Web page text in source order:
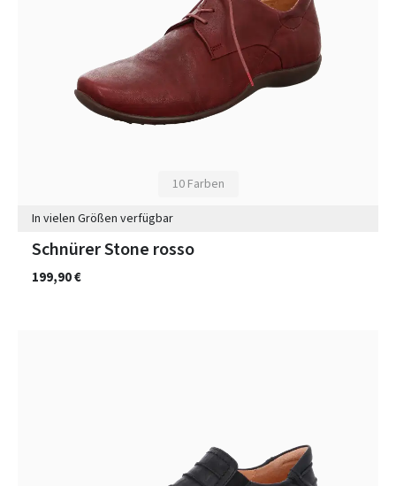
10 Farben
In vielen Größen verfügbar
Schnürer Stone rosso
199,90 €